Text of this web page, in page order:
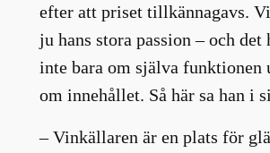
efter att priset tillkännagavs.
ju hans stora passion – och det
inte bara om själva funktionen
om innehållet. Så här sa han i
– Vinkällaren är en plats för